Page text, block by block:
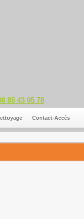
85 43 95 78
Contact-Accès